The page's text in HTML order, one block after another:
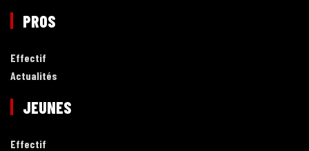
PROS
Effectif
Actualités
JEUNES
Effectif